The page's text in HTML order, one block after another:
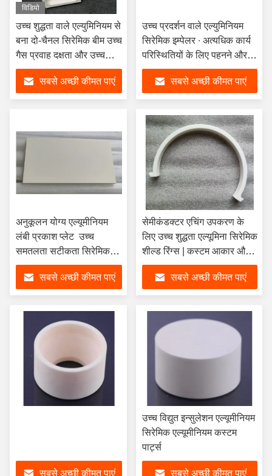
विडियो
उच्च शुद्धता वाले एल्युमिनियम से
बना दो-चैनल सिरेमिक बीम उच्च
गैस प्रवाह दक्षता और उच्च
यांत्रिक शक्ति के लिए
सबसे अच्छी कीमत पाएं
उच्च प्रदर्शन वाले एल्युमिनियम
सिरेमिक इम्पेलर ∙ अत्यधिक कार्य
परिस्थितियों के लिए पहनने और
संक्षारण प्रतिरोधी समाधान
सबसे अच्छी कीमत पाएं
अनुकूलन योग्य एल्यूमीनियम
लंबी प्रकाश प्लेट ️ उच्च
समतलता सटीकता सिरेमिक
सब्सट्रेट
सबसे अच्छी कीमत पाएं
सेमीकंडक्टर एचिंग उपकरण के
लिए उच्च शुद्धता एल्यूमिना सिरेमिक
शील्ड रिंग्स | कस्टम आकार और
उच्च तापमान प्रतिरोध के साथ
वैक्यूम चैंबर सुरक्षा रिंग्स
सबसे अच्छी कीमत पाएं
सबसे अच्छी कीमत पाएं
उच्च विद्युत इन्सुलेशन एल्यूमीनियम
सिरेमिक एल्यूमीनियम कस्टम
पार्ट्स
सबसे अच्छी कीमत पाएं